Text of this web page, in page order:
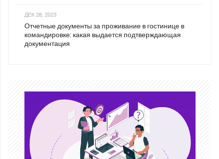
ДЕК 28, 2023
Отчетные документы за проживание в гостинице в
командировке: какая выдается подтверждающая
документация